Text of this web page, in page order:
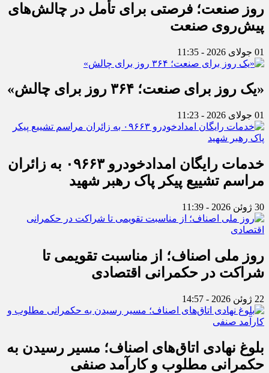
روز صنعت؛ فرصتی برای تأمل در چالش‌های
پیش‌روی صنعت
01 جولای 2026 - 11:35
«یک روز برای صنعت؛ ۳۶۴ روز برای چالش»
01 جولای 2026 - 11:23
خدمات رایگان امدادخودرو ۰۹۶۶۳ به زائران
مراسم تشییع پیکر پاک رهبر شهید
30 ژوئن 2026 - 11:39
روز ملی اصناف؛ از مناسبت تقویمی تا
شراکت در حکمرانی اقتصادی
22 ژوئن 2026 - 14:57
بلوغ نهادی اتاق‌های اصناف؛ مسیر رسیدن به
حکمرانی مطلوب و کارآمد صنفی